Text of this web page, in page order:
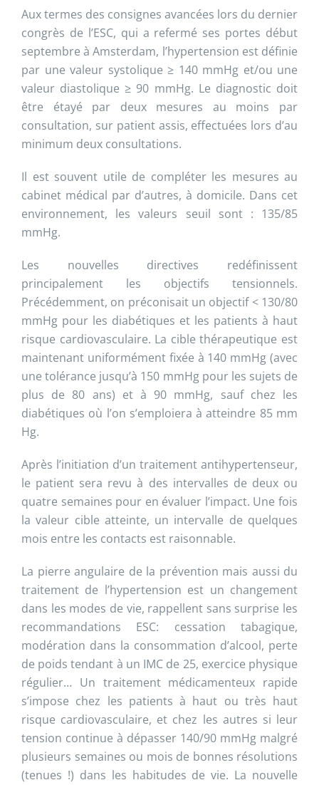
Aux termes des consignes avancées lors du dernier
congrès de l’ESC, qui a refermé ses portes début
septembre à Amsterdam, l’hypertension est définie
par une valeur systolique ≥ 140 mmHg et/ou une
valeur diastolique ≥ 90 mmHg. Le diagnostic doit
être étayé par deux mesures au moins par
consultation, sur patient assis, effectuées lors d’au
minimum deux consultations.
Il est souvent utile de compléter les mesures au
cabinet médical par d’autres, à domicile. Dans cet
environnement, les valeurs seuil sont : 135/85
mmHg.
Les nouvelles directives redéfinissent
principalement les objectifs tensionnels.
Précédemment, on préconisait un objectif < 130/80
mmHg pour les diabétiques et les patients à haut
risque cardiovasculaire. La cible thérapeutique est
maintenant uniformément fixée à 140 mmHg (avec
une tolérance jusqu’à 150 mmHg pour les sujets de
plus de 80 ans) et à 90 mmHg, sauf chez les
diabétiques où l’on s’emploiera à atteindre 85 mm
Hg.
Après l’initiation d’un traitement antihypertenseur,
le patient sera revu à des intervalles de deux ou
quatre semaines pour en évaluer l’impact. Une fois
la valeur cible atteinte, un intervalle de quelques
mois entre les contacts est raisonnable.
La pierre angulaire de la prévention mais aussi du
traitement de l’hypertension est un changement
dans les modes de vie, rappellent sans surprise les
recommandations ESC: cessation tabagique,
modération dans la consommation d’alcool, perte
de poids tendant à un IMC de 25, exercice physique
régulier… Un traitement médicamenteux rapide
s’impose chez les patients à haut ou très haut
risque cardiovasculaire, et chez les autres si leur
tension continue à dépasser 140/90 mmHg malgré
plusieurs semaines ou mois de bonnes résolutions
(tenues !) dans les habitudes de vie. La nouvelle